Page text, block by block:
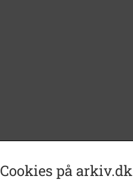
Cookies på arkiv.dk